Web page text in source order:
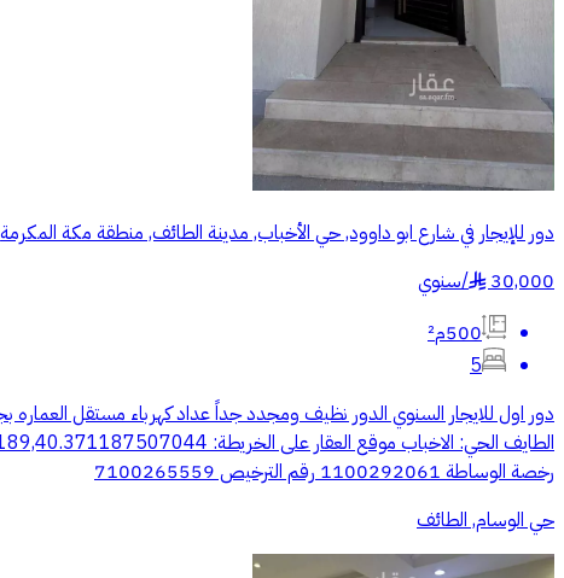
دور للإيجار في شارع ابو داوود, حي الأخباب, مدينة الطائف, منطقة مكة المكرمة
30,000
§
/سنوي
500م²
5
دور اول للايجار السنوي الدور نظيف ومجدد جداً عداد كهرباء مستقل
رخصة الوساطة 1100292061 رقم الترخيص 7100265559
حي الوسام, الطائف